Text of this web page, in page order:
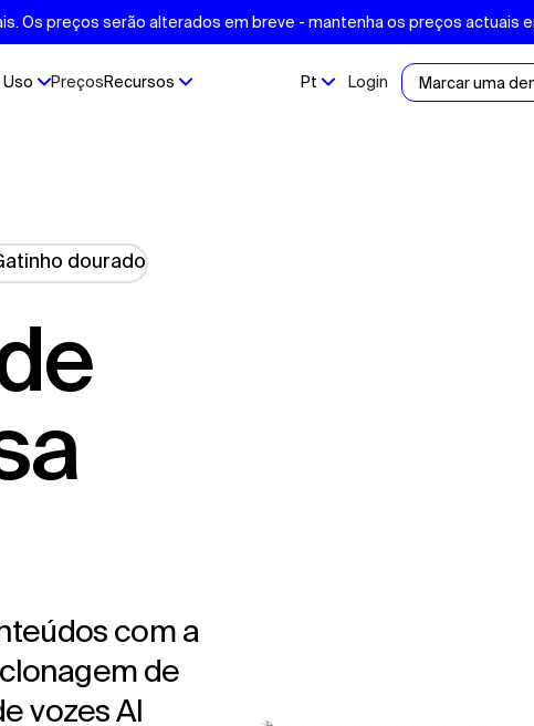
Os preços serão alterados em breve - mantenha os preços actuais
PreçosRecursos Pt Login Marcar uma
com a
de
vozes AI